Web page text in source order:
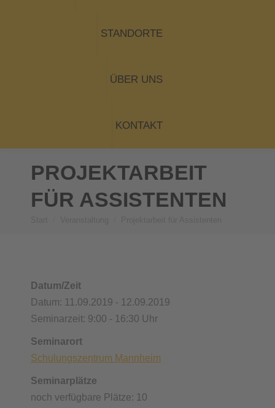
STANDORTE
ÜBER UNS
KONTAKT
PROJEKTARBEIT
FÜR ASSISTENTEN
Datum/Zeit
Datum: 11.09.2019 - 12.09.2019
Seminarzeit: 9:00 - 16:30 Uhr
Seminarort
Schulungszentrum Mannheim
Seminarplätze
noch verfügbare Plätze: 10